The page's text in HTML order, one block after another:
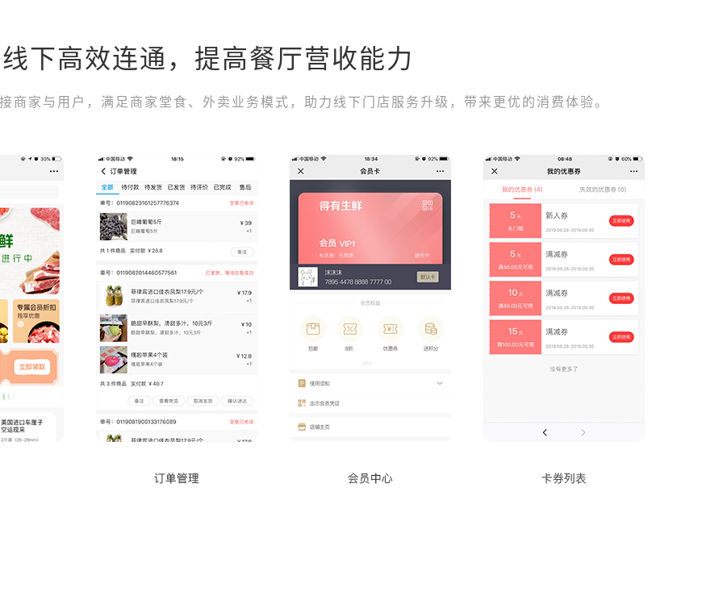
下高效连通，提高餐厅营收能力
商家与用户，满足商家堂食、外卖业务模式，助力线下门店服务升级，带来更优的消费体验。